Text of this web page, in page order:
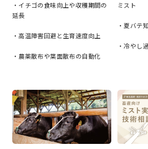
・イチゴの食味向上や収穫期間の
延長
・高温障害回避と生育速度向上
・農薬散布や葉面散布の自動化
ミスト
・夏バテ
・冷やし